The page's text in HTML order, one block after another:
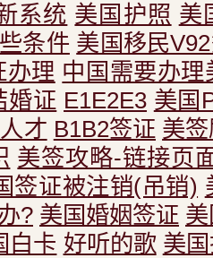
系统 美国护照 美
条件 美国移民
办理 中国需要办
婚证 E1E2E3 美国
才 B1B2签证 美
美签攻略-链接页
签证被注销(吊销)
? 美国婚姻签证
白卡 好听的歌 美